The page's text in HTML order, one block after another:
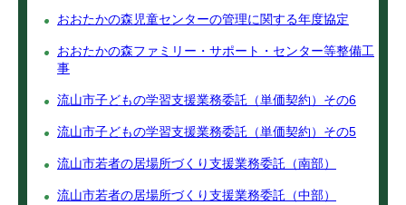
おおたかの森児童センターの管理に関する年度協定
おおたかの森ファミリー・サポート・センター等整備工
事
流山市子どもの学習支援業務委託（単価契約）その6
流山市子どもの学習支援業務委託（単価契約）その5
流山市若者の居場所づくり支援業務委託（南部）
流山市若者の居場所づくり支援業務委託（中部）